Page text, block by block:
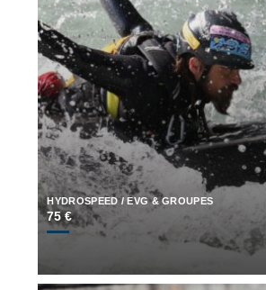
HYDROSPEED / EVG & GROUPES
75 €